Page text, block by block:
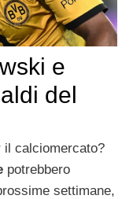
e
del
il calciomercato?
potrebbero
settimane,